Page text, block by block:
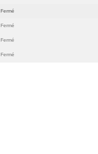
Fermé
Fermé
Fermé
Fermé